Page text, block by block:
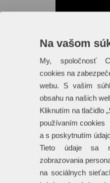
Na vašom
My, spoločnosť
cookies na
webu. S vašim
obsahu na našich
Kliknutím na tlačidlo
používaním cookies
a s poskytnutím
Tieto údaje sa
zobrazovania
na sociálnych